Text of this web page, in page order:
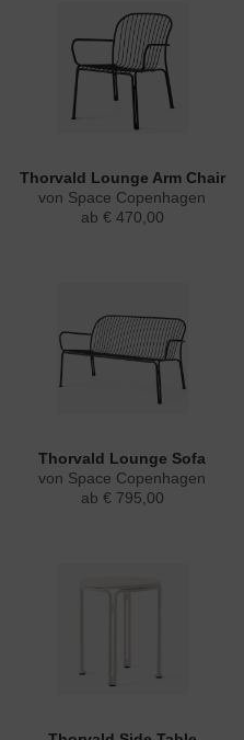
Thorvald Lounge Arm Chair
von Space Copenhagen
ab € 470,00
Thorvald Lounge Sofa
von Space Copenhagen
ab € 795,00